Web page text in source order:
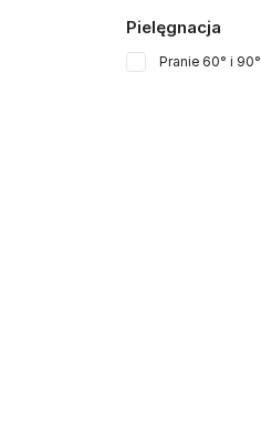
Pielęgnacja
Pranie 60° i 90°